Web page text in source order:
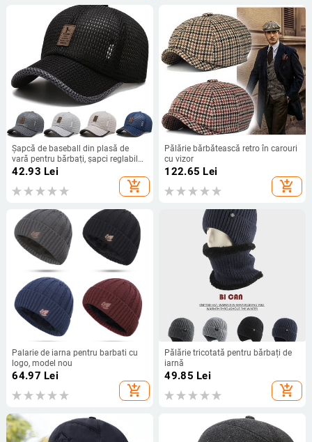
Șapcă de baseball din plasă de
vară pentru bărbați, șapci reglabile,
respirabile, șapcă de alergare cu
uscare rapidă, șapcă de baseball
pentru bărbați, femei, sporturi în aer
42.93 Lei
add_shopping_cart
Pălărie bărbătească retro în carouri
cu vizor
122.65 Lei
add_shopping_cart
Palarie de iarna pentru barbati cu
logo, model nou
64.97 Lei
add_shopping_cart
Pălărie tricotată pentru bărbați de
iarnă
49.85 Lei
add_shopping_cart